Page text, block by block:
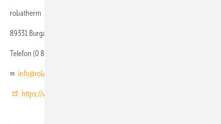
robatherm
89331 Burgau
Telefon (0 82 22) 99 90
info@robatherm.de
https://www.robatherm.com/en/